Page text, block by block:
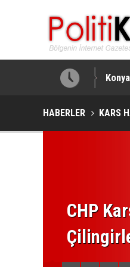
HABERLER KARS
CHP